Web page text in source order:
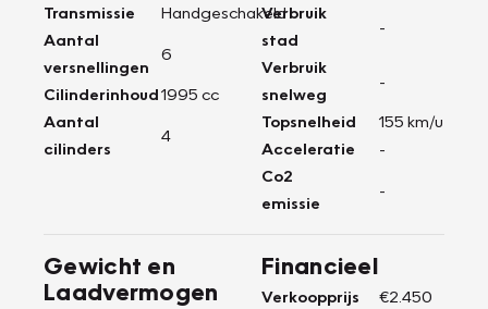
Transmissie
Handgeschakeld
Aantal
versnellingen
6
Cilinderinhoud1995 cc
Aantal
cilinders
4
Verbruik
stad
-
Verbruik
snelweg
-
Topsnelheid
155 km/u
Acceleratie
-
Co2
emissie
-
Gewicht en
Laadvermogen
Financieel
Verkoopprijs
€2.450